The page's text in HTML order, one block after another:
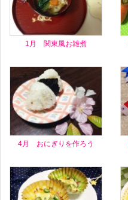
1月 関東風お雑煮
4月 おにぎりを作ろう